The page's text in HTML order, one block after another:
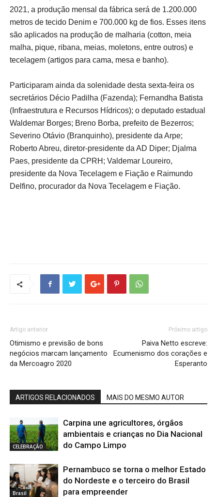
2021, a produção mensal da fábrica será de 1.200.000
metros de tecido Denim e 700.000 kg de fios. Esses itens
são aplicados na produção de malharia (cotton, meia
malha, pique, ribana, meias, moletons, entre outros) e
tecelagem (artigos para cama, mesa e banho).
Participaram ainda da solenidade desta sexta-feira os
secretários Décio Padilha (Fazenda); Fernandha Batista
(Infraestrutura e Recursos Hídricos); o deputado estadual
Waldemar Borges; Breno Borba, prefeito de Bezerros;
Severino Otávio (Branquinho), presidente da Arpe;
Roberto Abreu, diretor-presidente da AD Diper; Djalma
Paes, presidente da CPRH; Valdemar Loureiro,
presidente da Nova Tecelagem e Fiação e Raimundo
Delfino, procurador da Nova Tecelagem e Fiação.
Artigo anterior
Otimismo e previsão de bons
negócios marcam lançamento
da Mercoagro 2020
Próximo artigo
Paiva Netto escreve:
Ecumenismo dos corações e
Esperanto
ARTIGOS RELACIONADOS MAIS DO MESMO AUTOR
CELEBRAÇÃO
Carpina une agricultores, órgãos
ambientais e crianças no Dia Nacional
do Campo Limpo
Brasil
Pernambuco se torna o melhor Estado
do Nordeste e o terceiro do Brasil
para empreender